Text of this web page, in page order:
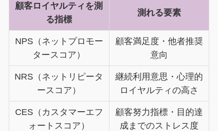
顧客ロイヤルティを測
る指標
測れる要素
NPS（ネットプロモー
タースコア）
顧客満足度・他者推奨
意向
NRS（ネットリピータ
ースコア）
継続利用意思・心理的
ロイヤルティの高さ
CES（カスタマーエフ
ォートスコア）
顧客努力指標・目的達
成までのストレス度